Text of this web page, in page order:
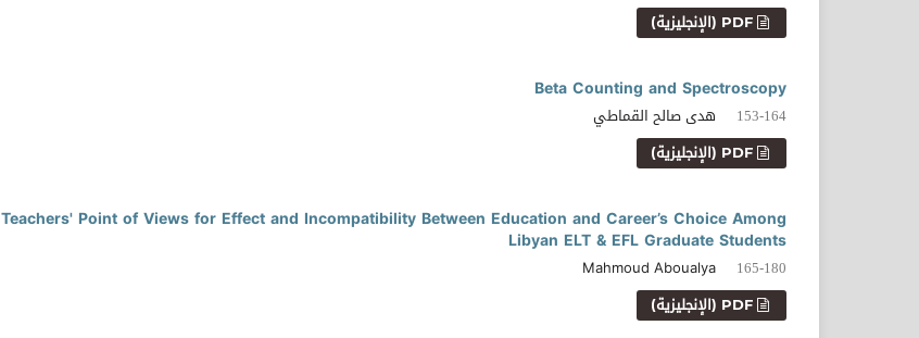
PDF (الإنجليزية)
Beta Counting and Spectroscopy
هدى صالح القماطي 153-164
PDF (الإنجليزية)
Teachers' Point of Views for Effect and Incompatibility Between Education and Career’s Choice Among
Libyan ELT & EFL Graduate Students
Mahmoud Aboualya 165-180
PDF (الإنجليزية)